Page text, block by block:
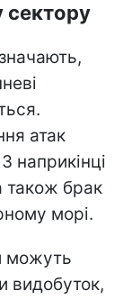
атак
наприкінці
також брак
морі.
можуть
видобуток,